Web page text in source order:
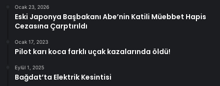
Ocak 23, 2026
Eski Japonya Başbakanı Abe’nin Katili Müebbet Hapis
Cezasına Çarptırıldı
Ocak 17, 2023
Pilot karı koca farklı uçak kazalarında öldü!
Eylül 1, 2025
Bağdat’ta Elektrik Kesintisi